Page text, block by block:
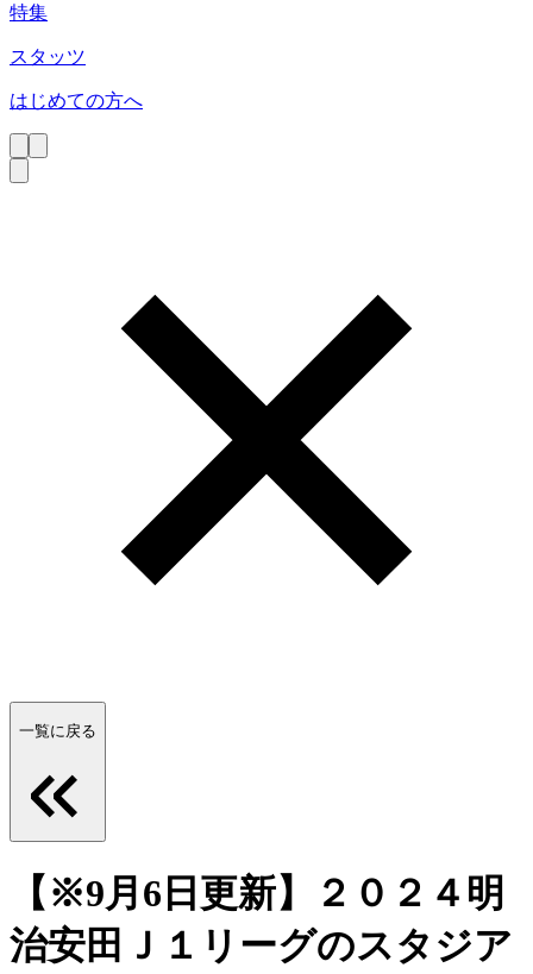
特集
スタッツ
はじめての方へ
一覧に戻る
【※9月6日更新】２０２４明
治安田Ｊ１リーグのスタジア